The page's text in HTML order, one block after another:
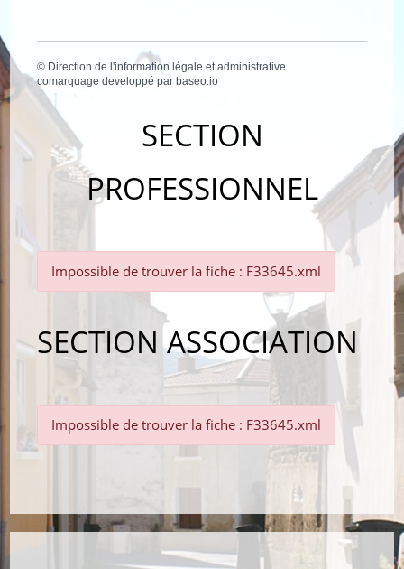
© Direction de l'information légale et administrative
comarquage developpé parbaseo.io
SECTION
PROFESSIONNEL
Impossible de trouver la fiche : F33645.xml
SECTION ASSOCIATION
Impossible de trouver la fiche : F33645.xml